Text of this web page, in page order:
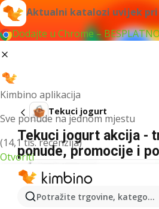
Aktualni katalozi uvijek pri
Dodajte u Chrome –
Kimbino aplikacija
Sve ponude na jednom mjestu
(14,1 tis. recenzija)
Otvoriti
Potražite trgovine,
Tekuci jogurt
Tekuci jogurt akcija -
ponude, promocije i